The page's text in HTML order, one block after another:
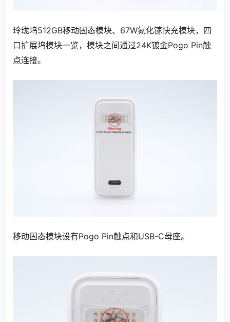
玲珑坞512GB移动固态模块、67W氮化镓快充模块，四
口扩展坞模块一览，模块之间通过24K镀金Pogo Pin触
点连接。
移动固态模块设有Pogo Pin触点和USB-C母座。